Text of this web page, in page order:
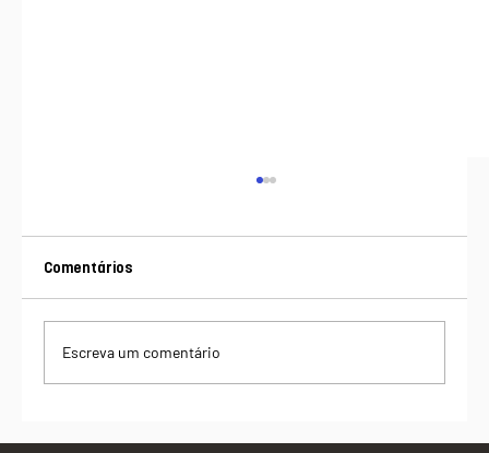
Comentários
Escreva um comentário